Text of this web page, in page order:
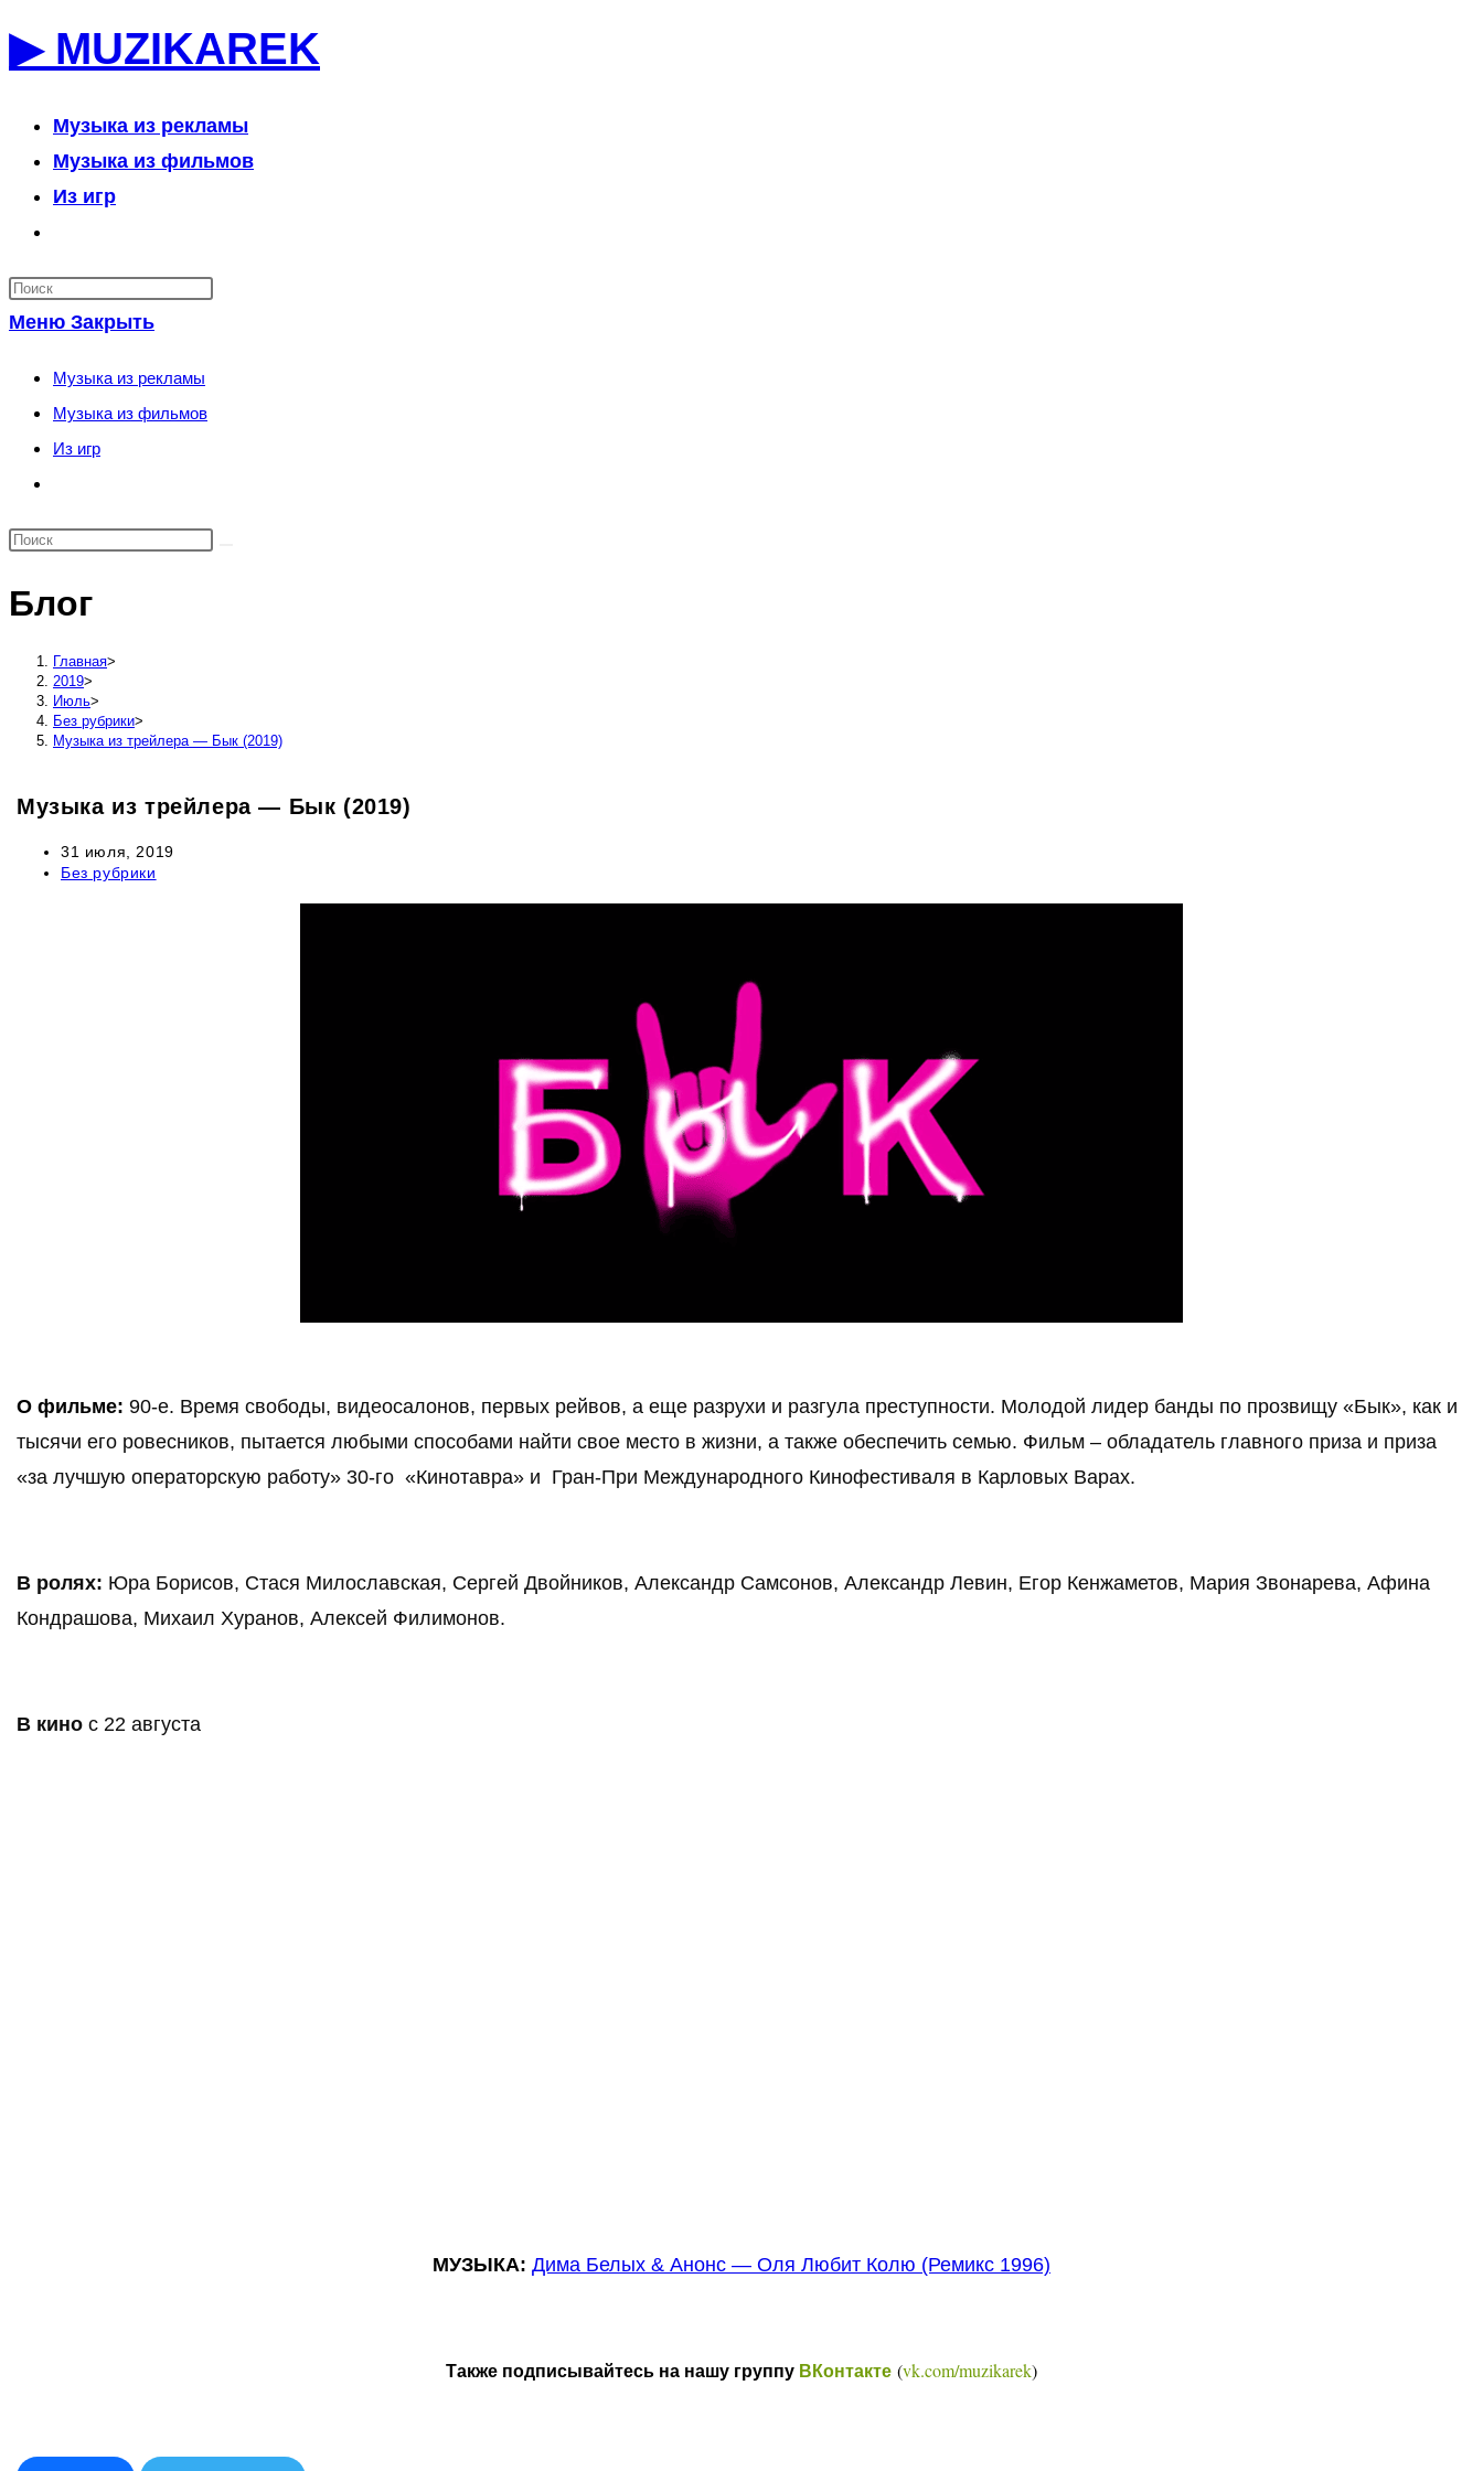
к▶ MUZIKAREK
Музыка из рекламы
Музыка из фильмов
Из игр
по
веб-
сайту
Меню Закрыть
Музыка из рекламы
Музыка из фильмов
Из игр
по
сайту
Блог
Главная>
2019>
Июль>
Без рубрики>
Музыка из трейлера — Бык (2019)
Музыка из трейлера — Бык (2019)
Запись
опубликована:
31 июля, 2019
Рубрика
Без рубрики
О фильме: 90-е. Время свободы, видеосалонов, первых рейвов, а еще разрухи и разгула преступности. Молодой лидер банды по прозвищу «Бык», как и
тысячи его ровесников, пытается любыми способами найти свое место в жизни, а также обеспечить семью. Фильм – обладатель главного приза и приза
«за лучшую операторскую работу» 30-го  «Кинотавра» и  Гран-При Международного Кинофестиваля в Карловых Варах.
В ролях: Юра Борисов, Стася Милославская, Сергей Двойников, Александр Самсонов, Александр Левин, Егор Кенжаметов, Мария Звонарева, Афина
Кондрашова, Михаил Хуранов, Алексей Филимонов.
В кино с 22 августа
МУЗЫКА: Дима Белых & Анонс — Оля Любит Колю (Ремикс 1996)
Также подписывайтесь на нашу группу ВКонтакте (vk.com/muzikarek)